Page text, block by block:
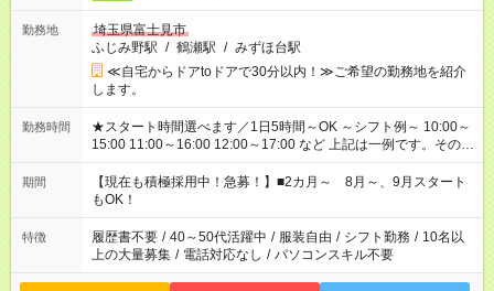
勤務地
埼玉県富士見市
ふじみ野駅 / 鶴瀬駅 / みずほ台駅
≪自宅からドアtoドアで30分以内！≫ご希望の勤務地を紹介
します。
勤務時間
★スタート時間選べます／1日5時間～OK ～シフト例～ 10:00～
15:00 11:00～16:00 12:00～17:00 など 上記は一例です。その他
シフトもご相談ください。 ※Wワークの場合当社と合わせて法
定労働時間が週40時間を超えなければOKです。
期間
【現在も積極採用中！急募！】■2カ月～ 8月～、9月スタート
もOK！
特徴 履歴書不要 / 40～50代活躍中 / 服装自由 / シフト勤務 / 10名以
上の大量募集 / 電話対応なし / パソコンスキル不要